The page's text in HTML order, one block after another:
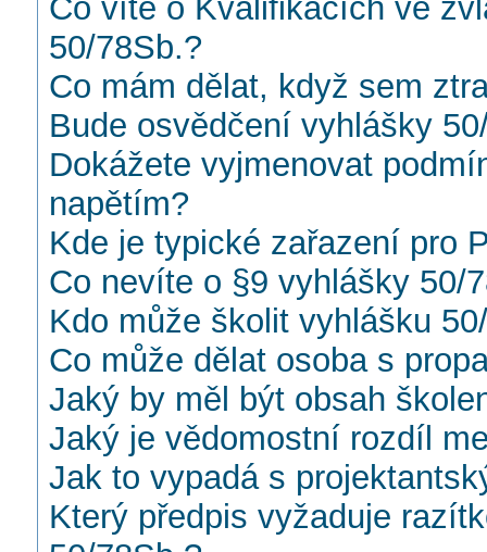
Co víte o Kvalifikacích ve
50/78Sb.?
Co mám dělat, když sem
Bude osvědčení vyhlášky
Dokážete vyjmenovat
napětím?
Kde je typické zařazení pro
Co nevíte o §9 vyhlášky 50/
Kdo může školit vyhlášku
Co může dělat osoba s
Jaký by měl být obsah
Jaký je vědomostní rozdíl
Jak to vypadá s
Který předpis vyžaduje